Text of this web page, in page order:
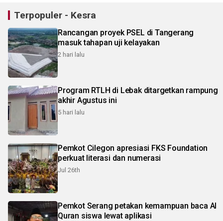
Terpopuler - Kesra
Rancangan proyek PSEL di Tangerang
masuk tahapan uji kelayakan
2 hari lalu
Program RTLH di Lebak ditargetkan rampung
akhir Agustus ini
5 hari lalu
Pemkot Cilegon apresiasi FKS Foundation
perkuat literasi dan numerasi
Jul 26th
Pemkot Serang petakan kemampuan baca Al
Quran siswa lewat aplikasi